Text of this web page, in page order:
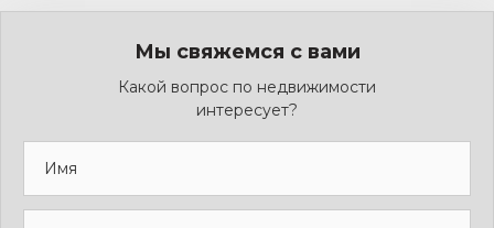
Мы свяжемся с вами
Какой вопрос по недвижимости
интересует?